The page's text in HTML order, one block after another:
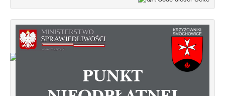
Od 1 stycznia 2023 roku zmiany w
funkcjonowaniu linii autobusowych
kursujących na Krzyżowniki-Smochowice